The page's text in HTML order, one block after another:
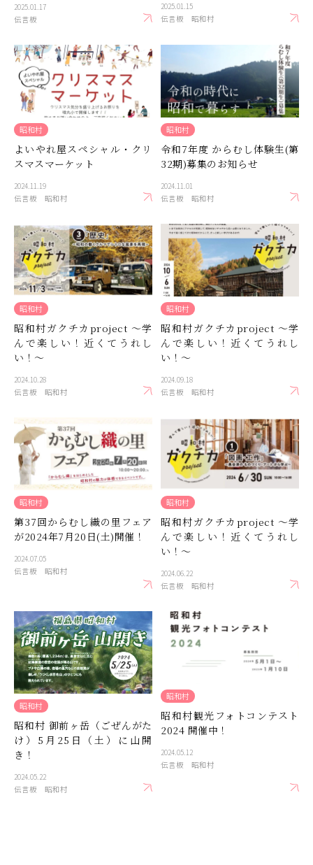
2025.01.17
伝言板
2025.01.15
伝言板
昭和村
昭和村
よいやれ屋スペシャル・クリ
スマスマーケット
2024.11.19
伝言板
昭和村
昭和村
令和7年度 からむし体験生(第
32期)募集のお知らせ
2024.11.01
伝言板
昭和村
昭和村
昭和村ガクチカproject ～学
んで楽しい！近くてうれし
い！～
2024.10.28
伝言板
昭和村
昭和村
昭和村ガクチカproject ～学
んで楽しい！近くてうれし
い！～
2024.09.18
伝言板
昭和村
昭和村
第37回からむし織の里フェア
が2024年7月20日(土)開催！
2024.07.05
伝言板
昭和村
昭和村
昭和村ガクチカproject ～学
んで楽しい！近くてうれし
い！～
2024.06.22
伝言板
昭和村
昭和村
昭和村 御前ヶ岳（ごぜんがた
け）5月25日（土）に山開
き！
2024.05.22
伝言板
昭和村
昭和村
昭和村観光フォトコンテスト
2024 開催中！
2024.05.12
伝言板
昭和村